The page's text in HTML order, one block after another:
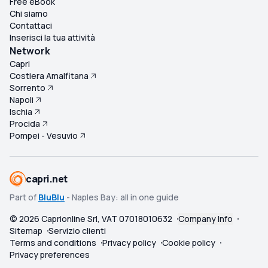
incontrato un'altra coppia nel nostro hotel ad Amalfi che
aveva visitato Capri in traghetto con noi e si sono sentiti
delusi di non aver visto la metà delle cose che abbiamo
fatto perché non avevano Nesea dalla loro parte.
Consiglio vivamente Nesea Capri a tutti, qualunque cosa
stiate cercando, se è a Capri fatevi un favore e
contattate Nesea.
Chi siamo
Contattaci
Inserisci la tua attività
Network
Capri
Costiera Amalfitana
Sorrento
Napoli
Ischia
Procida
Pompei - Vesuvio
capri.net
Part of BluBlu - Naples Bay: all in one guide
© 2026 Caprionline Srl, VAT 07018010632 Company Info
Sitemap Servizio clienti
Terms and conditions Privacy policy Cookie policy
Privacy preferences